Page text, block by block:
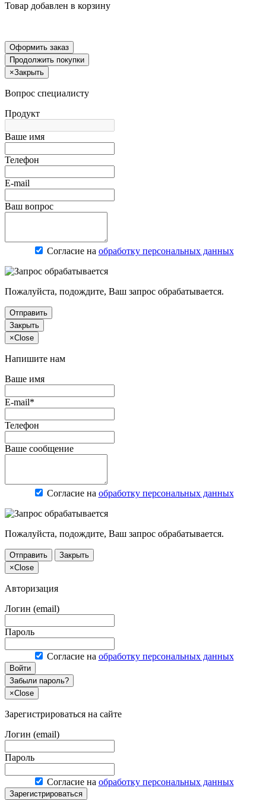
Товар добавлен в корзину
Оформить заказ
Продолжить покупки
×Закрыть
Вопрос специалисту
Продукт
Ваше имя
Телефон
E-mail
Ваш вопрос
Согласие на обработку персональных данных
Пожалуйста, подождите, Ваш запрос обрабатывается.
Отправить
Закрыть
×Close
Напишите нам
Ваше имя
E-mail*
Телефон
Ваше сообщение
Согласие на обработку персональных данных
Пожалуйста, подождите, Ваш запрос обрабатывается.
Отправить
Закрыть
×Close
Авторизация
Логин (email)
Пароль
Согласие на обработку персональных данных
Войти
Забыли пароль?
×Close
Зарегистрироваться на сайте
Логин (email)
Пароль
Согласие на обработку персональных данных
Зарегистрироваться